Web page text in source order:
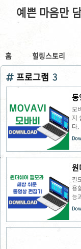
예쁜 마음만
홈 힐링스토리
프로그램 3
동
모
지
다.
으
스
영
템
실
영
격
격
운
원
필
용
능
게
래
수